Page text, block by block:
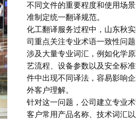
不同文件的重要程度和使用场
准制定统一翻译规范。
化工翻译服务过程中，山东秋
司重点关注专业术语一致性问
涉及大量专业词汇，例如化学
艺流程、设备参数以及安全标
件中出现不同译法，容易影响
外客户理解。
针对这一问题，公司建立专业
客户常用产品名称、技术词汇